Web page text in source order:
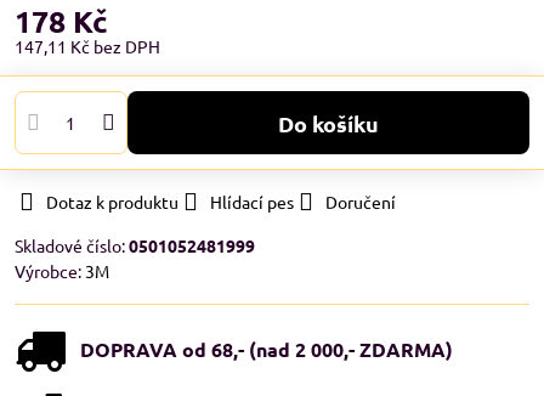
178 Kč
147,11 Kč bez DPH
Do košíku
Dotaz k produktu Hlídací pes
Doručení
Skladové číslo:0501052481999
Výrobce: 3M
DOPRAVA od 68,- (nad 2 000,- ZDARMA)